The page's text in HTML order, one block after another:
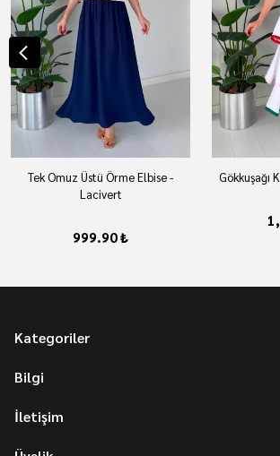
Tek Omuz Üstü Örme Elbise -
Lacivert
999.90 ₺
Gökkuşağı
Kategoriler
Bilgi
İletişim